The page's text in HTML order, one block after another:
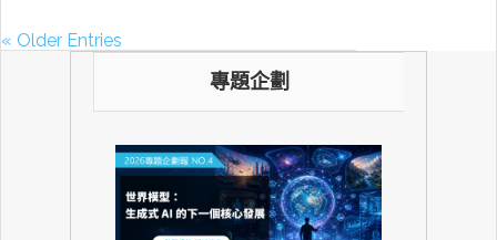
« Older Entries
專題企劃